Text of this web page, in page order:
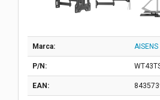
Marca: AISENS
P/N:
EAN: